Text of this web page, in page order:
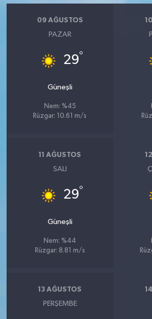
09 AĞUSTOS
PAZAR
29°
Güneşli
Nem: %45
Rüzgar: 10.61 m/s
11 AĞUSTOS
SALI
29°
Güneşli
Nem: %44
Rüzgar: 8.81 m/s
13 AĞUSTOS
PERŞEMBE